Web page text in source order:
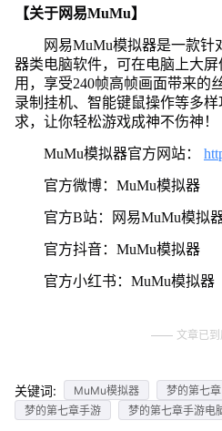
【关于网易MuMu】
网易MuMu模拟器是一款
器类电脑软件，可在电脑上大
用，享受240帧高帧画面带来的
录制挂机、智能键鼠操作等多
求，让你轻松游戏成神不伤神！
MuMu模拟器官方网站：
官方微博：MuMu模拟器
官方B站：网易MuMu模拟
官方抖音：MuMu模拟器
官方小红书：MuMu模拟器
文章已到
关键词: MuMu模拟器 梦的第七章
梦的第七章手游
梦的第七章手游电